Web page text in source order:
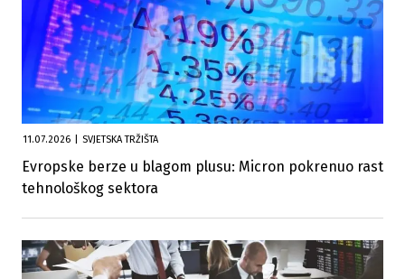
11.07.2026 SVJETSKA TRŽIŠTA
Evropske berze u blagom plusu: Micron pokrenuo rast
tehnološkog sektora